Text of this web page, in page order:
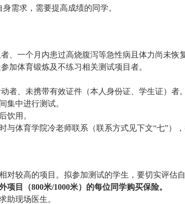
需求，需要提高成绩的同学。
、一个月内患过高烧腹泻等急性病且体力尚未恢
加体育锻炼及不练习相关测试项目者。
者、未携带有效证件（本人身份证、学生证）者。
集中进行测试。
饮用。
体育学院冷老师联系（联系方式见下文“七”）
较高的项目。拟参加测试的学生，要切实评估
项目 （800米/1000米） 的每位同学购买保险。
助现场医生。